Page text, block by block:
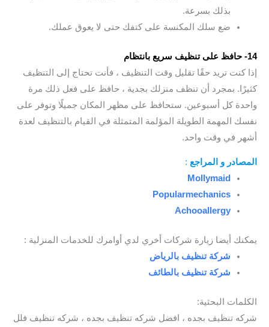
بذلك بسرعة.
ضع سلك المكنسة على كتفك حتى لا يعوق عملك.
14- حافظ على تنظيف سريع بانتظام
إذا كنت تريد حقًا تقليل وقت التنظيف ، فأنت تحتاج إلى التنظيف
كثيرًا. بمجرد أن تنظف منزلك بجدية ، حافظ على فعل ذلك مرة
واحدة كل أسبوعين. ستحافظ على مظهر المكان جميلًا وتوفر على
نفسك المهمة الطويلة المؤلمة المتمثلة في القيام بالتنظيف لعدة
أشهر في وقت واحد.
المصادر و المراجع :
Mollymaid
Popularmechanics
Achooallergy
يمكنك أيضا زيارة شركات أخري لدي أوامرك للخدمات المنزلية :
شركة تنظيف بالرياض
شركة تنظيف بالطائف
الكلمات البحثية:
شركه تنظيف بجده ، افضل شركه تنظيف بجده ، شركه تنظيف فلل